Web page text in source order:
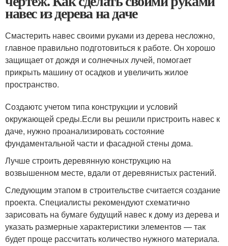
навес из дерева на даче
Смастерить навес своими руками из дерева несложно,
главное правильно подготовиться к работе. Он хорошо
защищает от дождя и солнечных лучей, помогает
прикрыть машину от осадков и увеличить жилое
пространство.
Создаютс учетом типа конструкции и условий
окружающей среды.Если вы решили пристроить навес к
даче, нужно проанализировать состояние
фундаментальной части и фасадной стены дома.
Лучше строить деревянную конструкцию на
возвышенном месте, вдали от деревянистых растений.
Следующим этапом в строительстве считается создание
проекта. Специалисты рекомендуют схематично
зарисовать на бумаге будущий навес к дому из дерева и
указать размерные характеристики элементов — так
будет проще рассчитать количество нужного материала.